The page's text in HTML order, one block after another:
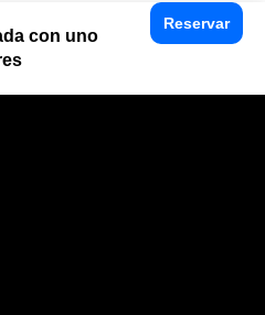
con uno
Reservar